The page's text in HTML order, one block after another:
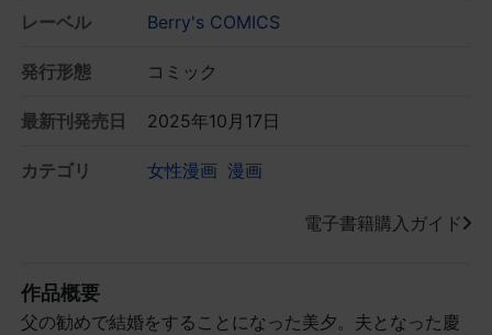
レーベル Berry's COMICS
発行形態 コミック
最新刊発売日 2025年10月17日
カテゴリ 女性漫画 漫画
電子書籍購入ガイド
作品概要
父の勧めで結婚をすることになった美夕。夫となった慶